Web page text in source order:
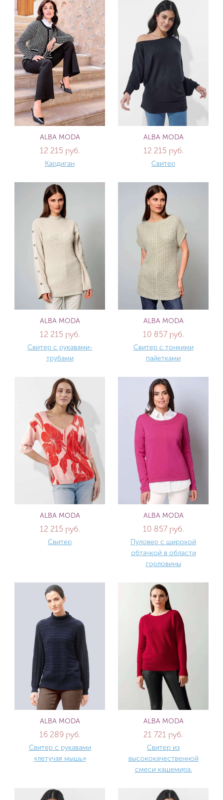
ALBA MODA
12 215 руб.
Кардиган
ALBA MODA
12 215 руб.
Свитер
ALBA MODA
12 215 руб.
Свитер с рукавами-
трубами
ALBA MODA
10 857 руб.
Свитер с тонкими
пайетками
ALBA MODA
12 215 руб.
Свитер
ALBA MODA
10 857 руб.
Пуловер с широкой
обтачкой в области
горловины
ALBA MODA
16 289 руб.
Свитер с рукавами
«летучая мышь»
ALBA MODA
21 721 руб.
Свитер из
высококачественной
смеси кашемира.